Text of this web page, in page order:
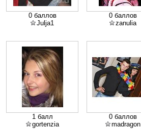
0 баллов
Julja1
0 баллов
zanulia
1 балл
gortenzia
0 баллов
madragon